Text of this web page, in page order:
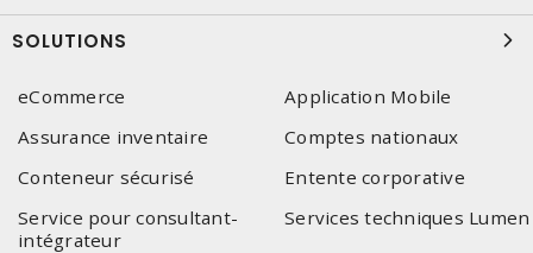
SOLUTIONS
eCommerce
Application Mobile
Assurance inventaire
Comptes nationaux
Conteneur sécurisé
Entente corporative
Service pour consultant-
intégrateur
Services techniques Lumen